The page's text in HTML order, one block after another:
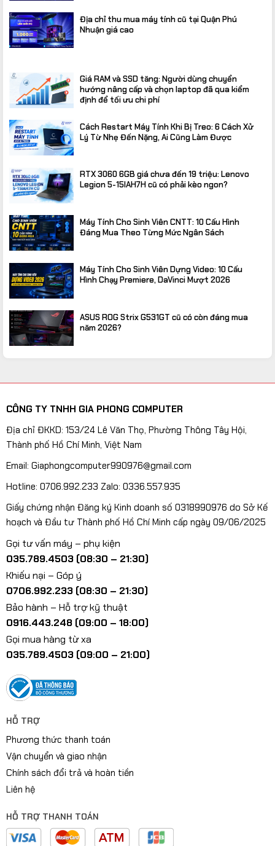
Địa chỉ thu mua máy tính cũ tại Quận Phú
Nhuận giá cao
Giá RAM và SSD tăng: Người dùng chuyển
hướng nâng cấp và chọn laptop đã qua kiểm
định để tối ưu chi phí
Cách Restart Máy Tính Khi Bị Treo: 6 Cách Xử
Lý Từ Nhẹ Đến Nặng, Ai Cũng Làm Được
RTX 3060 6GB giá chưa đến 19 triệu: Lenovo
Legion 5-15IAH7H cũ có phải kèo ngon?
Máy Tính Cho Sinh Viên CNTT: 10 Cấu Hình
Đáng Mua Theo Từng Mức Ngân Sách
Máy Tính Cho Sinh Viên Dựng Video: 10 Cấu
Hình Chạy Premiere, DaVinci Mượt 2026
ASUS ROG Strix G531GT cũ có còn đáng mua
năm 2026?
CÔNG TY TNHH GIA PHONG COMPUTER
Địa chỉ ĐKKD: 153/24 Lê Văn Thọ, Phường Thông Tây Hội,
Thành phố Hồ Chí Minh, Việt Nam
Email: Giaphongcomputer990976@gmail.com
Hotline: 0706.992.233 Zalo: 0336.557.935
Giấy chứng nhận Đăng ký Kinh doanh số 0318990976 do Sở Kế
hoạch và Đầu tư Thành phố Hồ Chí Minh cấp ngày 09/06/2025
Gọi tư vấn máy – phụ kiện
035.789.4503 (08:30 – 21:30)
Khiếu nại – Góp ý
0706.992.233 (08:30 – 21:30)
Bảo hành – Hỗ trợ kỹ thuật
0916.443.248 (09:00 – 18:00)
Gọi mua hàng từ xa
035.789.4503 (09:00 – 21:00)
HỖ TRỢ
Phương thức thanh toán
Vận chuyển và giao nhận
Chính sách đổi trả và hoàn tiền
Liên hệ
HỖ TRỢ THANH TOÁN